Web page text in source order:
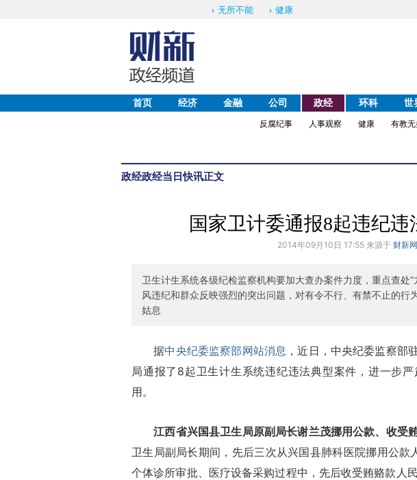
无所不能 健康
首页 经济 金融 公司 政经 环科 世
反腐纪事
人事观察 健康 有教
政经政经当日快讯正文
国家卫计委通报8起违纪违
2014年09月10日 17:55 来源于 财新网
卫生计生系统各级纪检监察机构要加大查办案件力度，重点查处
风违纪和群众反映强烈的突出问题，对有令不行、有禁不止的行
姑息
据中央纪委监察部网站消息 ，近日，中央纪委监察部
局通报了8起卫生计生系统违纪违法典型案件，进一步
用。
江西省兴国县卫生局原副局长谢兰茂挪用公款、收受贿
卫生局副局长期间，先后三次从兴国县肺科医院挪用公款
个体诊所审批、医疗设备采购过程中，先后收受贿赂款人